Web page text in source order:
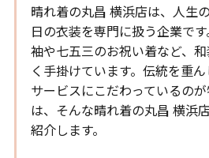
晴れ着の丸昌 横浜店は、人生
日の衣装を専門に扱う企業で
袖や七五三のお祝い着など、
く手掛けています。伝統を重
サービスにこだわっているの
は、そんな晴れ着の丸昌 横浜
紹介します。